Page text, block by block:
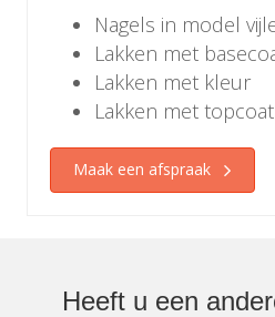
Nagels in model
Lakken met
Lakken met kleur
Lakken met topcoat
Maak een afspraak
Heeft u een